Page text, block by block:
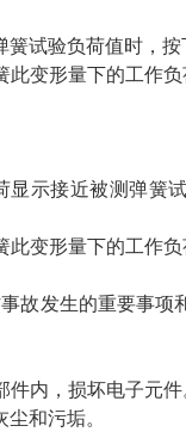
试验负荷值时，按
变形量下的工作负
示接近被测弹簧
变形量下的工作负
故发生的重要事项
内，损坏电子元件
和污垢。